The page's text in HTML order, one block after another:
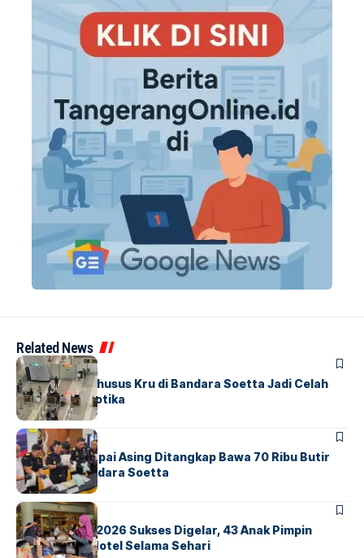
Related News
BANDARABERITA
Ketika Jalur Khusus Kru di Bandara Soetta Jadi Celah
Sindikat Narkotika
BANDARA BERITA
Kopilot Maskapai Asing Ditangkap Bawa 70 Ribu Butir
Ekstasi di Bandara Soetta
BERITAINDEX
GM For A Day 2026 Sukses Digelar, 43 Anak Pimpin
Operasional Hotel Selama Sehari